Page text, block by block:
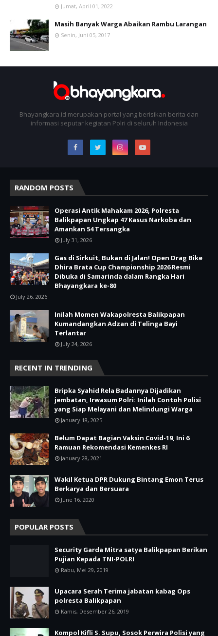
Jumat, April 01, 2022
Masih Banyak Warga Abaikan Rambu Larangan
Senin, Juni 05, 2017
Bhayangkara.id merupakan portal yang berisikan berita dan
informasi seputar kegiatan Polri di seluruh Indonesia
RANDOM POSTS
Operasi Antik Mahakam 2026, Polresta
Balikpapan Ungkap 47 Kasus Narkoba dan
Amankan 54 Tersangka
July 31, 2026
Gas di Sirkuit, Bukan di Jalan! Open Drag Bike
Dhira Brata Cup Championship 2026 Resmi
Dibuka di Samarinda dalam Rangka Hari
Bhayangkara ke-80
July 26, 2026
Inilah Momen Wakapolresta Balikpapan
Kumandangkan Adzan di Telinga Bayi
Terlantar
July 24, 2026
RECENT IN TRENDING
Bripka Syahid Rela Badannya Dijadikan
jembatan, Irwasum Polri: Inilah Contoh Polisi
yang Siap Melayani dan Melindungi Warga
January 18, 2025
Belum Dapat Bagian Vaksin Covid-19, Ini 6
Ramuan Rekomendasi Kemenkes RI
January 28, 2021
Wakil Ketua DPR Dukung Bintang Emon Terus
Berkarya dan Bersuara
June 16, 2020
POPULAR POSTS
Security Garda Mitra satya Balikpapan Berikan
Pujian Kepada TNI-POLRI
Rabu, Mei 29, 2019
Upacara Serah Terima jabatan kabag Ops
polresta Balikpapan
Kamis, Desember 26, 2019
Kompol Kifli S. Supu, Sosok Perwira Polisi yang